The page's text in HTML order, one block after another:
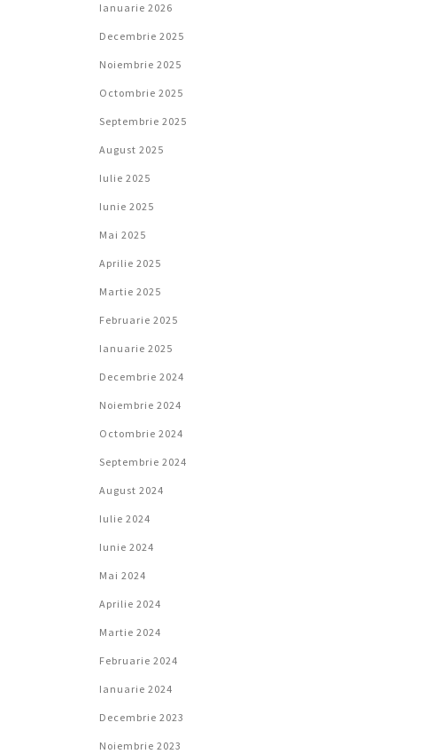
Ianuarie 2026
Decembrie 2025
Noiembrie 2025
Octombrie 2025
Septembrie 2025
August 2025
Iulie 2025
Iunie 2025
Mai 2025
Aprilie 2025
Martie 2025
Februarie 2025
Ianuarie 2025
Decembrie 2024
Noiembrie 2024
Octombrie 2024
Septembrie 2024
August 2024
Iulie 2024
Iunie 2024
Mai 2024
Aprilie 2024
Martie 2024
Februarie 2024
Ianuarie 2024
Decembrie 2023
Noiembrie 2023